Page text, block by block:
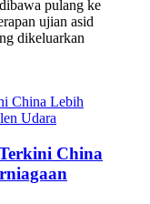
pulang ke
ujian asid
dikeluarkan
China